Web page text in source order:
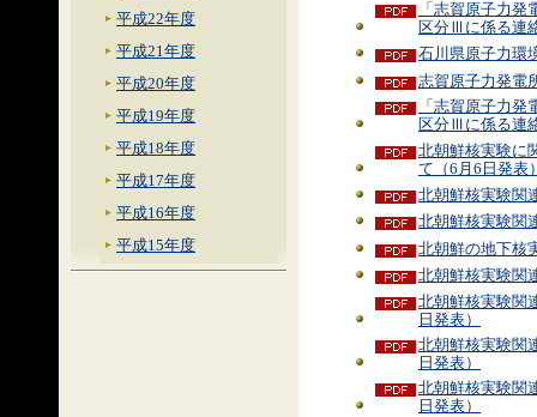
平成22年度
平成21年度
平成20年度
平成19年度
平成18年度
平成17年度
平成16年度
平成15年度
「志賀原子力
区分Ⅲに係る連
石川県原子力環
志賀原子力発電
「志賀原子力
区分Ⅲに係る連
北朝鮮核実験に
て（6月6日発表
北朝鮮核実験関
北朝鮮核実験関
北朝鮮の地下核
北朝鮮核実験関
北朝鮮核実験関
日発表）
北朝鮮核実験関
日発表）
北朝鮮核実験関
日発表）